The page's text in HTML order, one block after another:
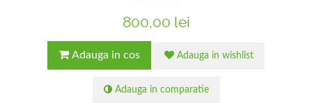
800,00 lei
Adauga in cos Adauga in wishlist
Adauga in comparatie